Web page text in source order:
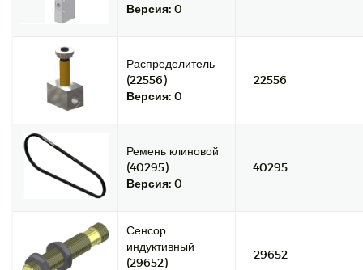
Версия: 0
Распределитель
(22556)
Версия: 0
22556
Ремень клиновой
(40295)
Версия: 0
40295
Сенсор
индуктивный
(29652)
29652